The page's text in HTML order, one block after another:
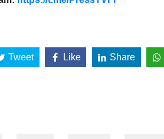
Tweet Like Share